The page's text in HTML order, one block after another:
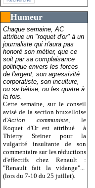
Humeur
Chaque semaine, AC
attribue un "roquet d'or" à un
journaliste qui n'aura pas
honoré son métier, que ce
soit par sa complaisance
politique envers les forces
de l'argent, son agressivité
corporatiste, son inculture,
ou sa bêtise, ou les quatre à
la fois.
Cette semaine, sur le conseil
avisé de la section bruxelloise
d'Action communiste , le
Roquet d'Or est attribué
à
Thierry Steiner pour la
vulgarité insultante de son
commentaire sur les réductions
d'effectifs chez Renault :
"Renault fait la vidange"...
(lors du 7-10 du 25 juillet).